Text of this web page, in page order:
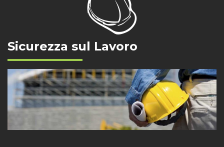
Sicurezza sul Lavoro